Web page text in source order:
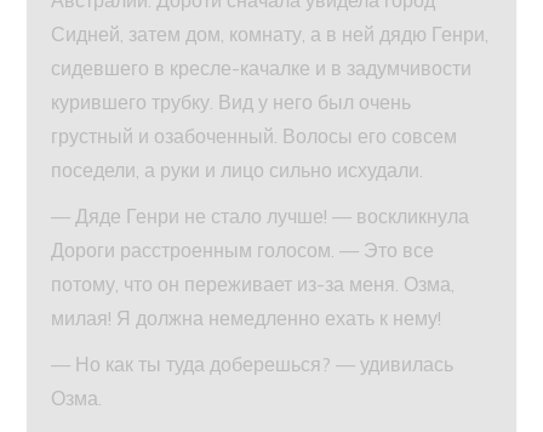
Сидней, затем дом, комнату, а в ней дядю Генри,
сидевшего в кресле-качалке и в задумчивости
курившего трубку. Вид у него был очень
грустный и озабоченный. Волосы его совсем
поседели, а руки и лицо сильно исхудали.
— Дяде Генри не стало лучше! — воскликнула
Дороги расстроенным голосом. — Это все
потому, что он переживает из-за меня. Озма,
милая! Я должна немедленно ехать к нему!
— Но как ты туда доберешься? — удивилась
Озма.